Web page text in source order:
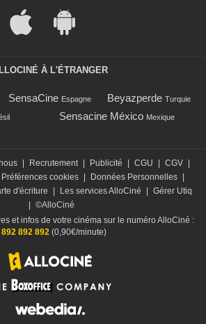
À L'ÉTRANGER
SensaCine Espagne Beyazperde Turquie
Sensacine México Mexique
Recrutement Publicité CGU CGV
Préférences cookies Données Personnelles
d'écriture Les services AlloCiné
Gérer Utiq
©AlloCiné
et infos de votre cinéma sur le numéro AlloCiné :
892 892 892(0,90€/minute)